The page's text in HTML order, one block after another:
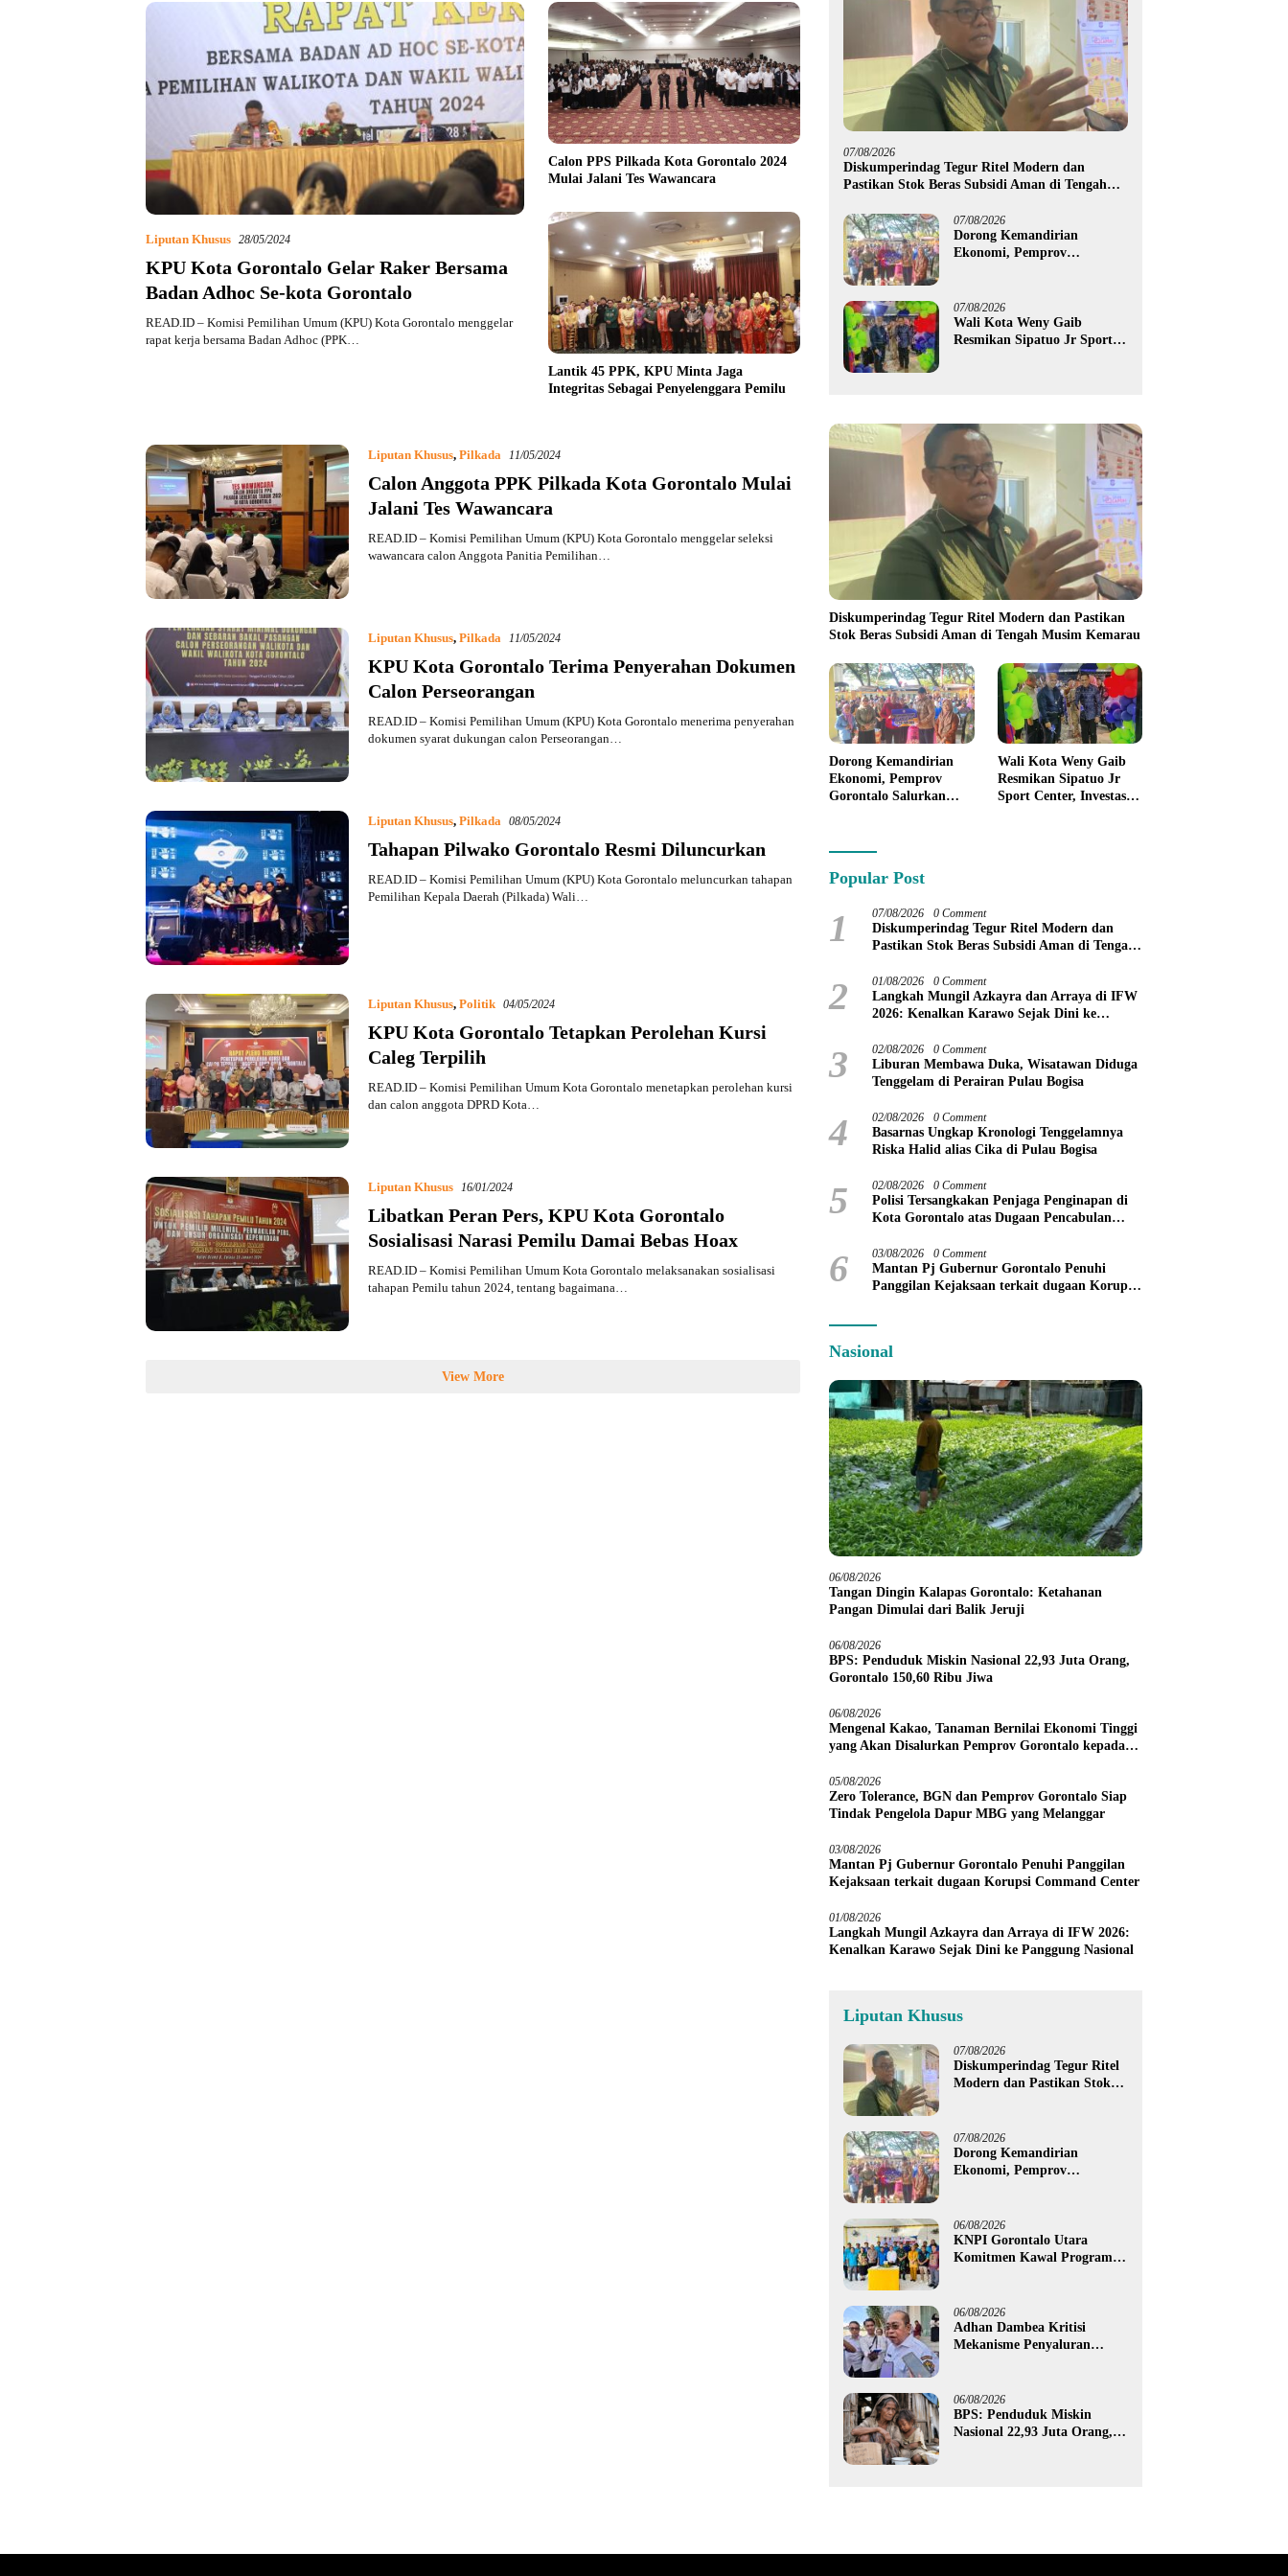
Liputan Khusus 28/05/2024
KPU Kota Gorontalo Gelar Raker Bersama
Badan Adhoc Se-kota Gorontalo
READ.ID – Komisi Pemilihan Umum (KPU) Kota Gorontalo menggelar
rapat kerja bersama Badan Adhoc (PPK…
Calon PPS Pilkada Kota Gorontalo 2024
Mulai Jalani Tes Wawancara
Lantik 45 PPK, KPU Minta Jaga
Integritas Sebagai Penyelenggara Pemilu
Liputan Khusus, Pilkada 11/05/2024
Calon Anggota PPK Pilkada Kota Gorontalo Mulai
Jalani Tes Wawancara
READ.ID – Komisi Pemilihan Umum (KPU) Kota Gorontalo menggelar seleksi
wawancara calon Anggota Panitia Pemilihan…
Liputan Khusus, Pilkada 11/05/2024
KPU Kota Gorontalo Terima Penyerahan Dokumen
Calon Perseorangan
READ.ID – Komisi Pemilihan Umum (KPU) Kota Gorontalo menerima penyerahan
dokumen syarat dukungan calon Perseorangan…
Liputan Khusus, Pilkada 08/05/2024
Tahapan Pilwako Gorontalo Resmi Diluncurkan
READ.ID – Komisi Pemilihan Umum (KPU) Kota Gorontalo meluncurkan tahapan
Pemilihan Kepala Daerah (Pilkada) Wali…
Liputan Khusus, Politik 04/05/2024
KPU Kota Gorontalo Tetapkan Perolehan Kursi
Caleg Terpilih
READ.ID – Komisi Pemilihan Umum Kota Gorontalo menetapkan perolehan kursi
dan calon anggota DPRD Kota…
Liputan Khusus 16/01/2024
Libatkan Peran Pers, KPU Kota Gorontalo
Sosialisasi Narasi Pemilu Damai Bebas Hoax
READ.ID – Komisi Pemilihan Umum Kota Gorontalo melaksanakan sosialisasi
tahapan Pemilu tahun 2024, tentang bagaimana…
View More
07/08/2026
Diskumperindag Tegur Ritel Modern dan
Pastikan Stok Beras Subsidi Aman di Tengah
07/08/2026
Dorong Kemandirian
Ekonomi, Pemprov
untuk 395 Pelaku Usaha
07/08/2026
Wali Kota Weny Gaib
Resmikan Sipatuo Jr Sport
Diskumperindag Tegur Ritel Modern dan Pastikan
Stok Beras Subsidi Aman di Tengah Musim Kemarau
Dorong Kemandirian
Ekonomi, Pemprov
Gorontalo Salurkan
Pelaku Usaha
Wali Kota Weny Gaib
Resmikan Sipatuo Jr
Sport Center, Investasi
Popular Post
1 07/08/2026 0 Comment
Diskumperindag Tegur Ritel Modern dan
Pastikan Stok Beras Subsidi Aman di Tengah
2 01/08/2026 0 Comment
Langkah Mungil Azkayra dan Arraya di IFW
2026: Kenalkan Karawo Sejak Dini ke
3 02/08/2026 0 Comment
Liburan Membawa Duka, Wisatawan Diduga
Tenggelam di Perairan Pulau Bogisa
4 02/08/2026 0 Comment
Basarnas Ungkap Kronologi Tenggelamnya
Riska Halid alias Cika di Pulau Bogisa
5 02/08/2026 0 Comment
Polisi Tersangkakan Penjaga Penginapan di
Kota Gorontalo atas Dugaan Pencabulan
6 03/08/2026 0 Comment
Mantan Pj Gubernur Gorontalo Penuhi
Panggilan Kejaksaan terkait dugaan Korupsi
Nasional
06/08/2026
Tangan Dingin Kalapas Gorontalo: Ketahanan
Pangan Dimulai dari Balik Jeruji
06/08/2026
BPS: Penduduk Miskin Nasional 22,93 Juta Orang,
Gorontalo 150,60 Ribu Jiwa
06/08/2026
Mengenal Kakao, Tanaman Bernilai Ekonomi Tinggi
yang Akan Disalurkan Pemprov Gorontalo kepada
05/08/2026
Zero Tolerance, BGN dan Pemprov Gorontalo Siap
Tindak Pengelola Dapur MBG yang Melanggar
03/08/2026
Mantan Pj Gubernur Gorontalo Penuhi Panggilan
Kejaksaan terkait dugaan Korupsi Command Center
01/08/2026
Langkah Mungil Azkayra dan Arraya di IFW 2026:
Kenalkan Karawo Sejak Dini ke Panggung Nasional
Liputan Khusus
07/08/2026
Diskumperindag Tegur Ritel
Modern dan Pastikan Stok
07/08/2026
Dorong Kemandirian
Ekonomi, Pemprov
untuk 395 Pelaku Usaha
06/08/2026
KNPI Gorontalo Utara
Komitmen Kawal Program
06/08/2026
Adhan Dambea Kritisi
Mekanisme Penyaluran
06/08/2026
BPS: Penduduk Miskin
Nasional 22,93 Juta Orang,